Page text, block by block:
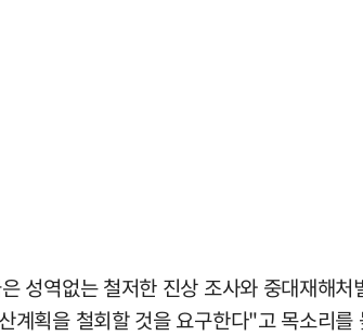
성역없는 철저한 진상 조사와 중대재해
계획을 철회할 것을 요구한다"고 목소리를